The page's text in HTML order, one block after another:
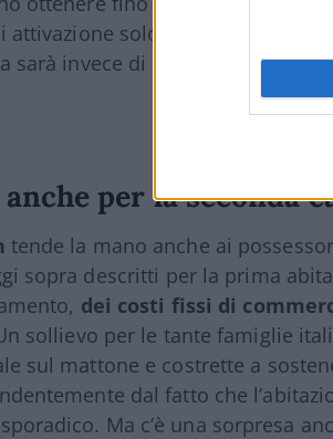
attivazione solo di Edison Sweet
sarà invece di circa 85* euro in
anche per la seconda
tende la mano anche ai
sopra descritti per la prima
dei costi fissi di
sollievo per le tante famiglie
sul mattone e costrette a
dal fatto che
Ma c’è una sorpresa